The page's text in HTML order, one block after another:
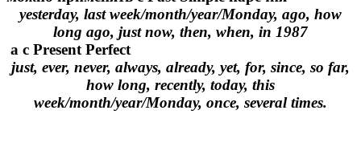
yesterday, last week/month/year/Monday, ago, how
long ago, just now, then, when, in 1987
а с Present Perfect
just, ever, never, always, already, yet, for, since, so far,
how long, recently, today, this
week/month/year/Monday, once, several times.